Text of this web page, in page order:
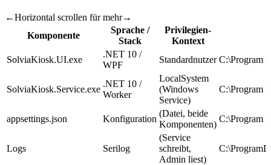
←Horizontal scrollen für mehr→
Komponente
Sprache /
Stack
Privilegien-
Kontext
SolviaKiosk.UI.exe
.NET 10 /
WPF
Standardnutzer C:\Program
SolviaKiosk.Service.exe
.NET 10 /
Worker
LocalSystem
(Windows
Service)
C:\Program
appsettings.json Konfiguration
(Datei, beide
Komponenten)
C:\Program
Logs Serilog
(Service
schreibt,
Admin liest)